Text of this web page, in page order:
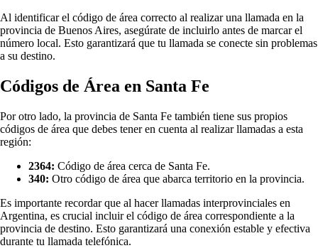
Al identificar el código de área correcto al realizar una llamada en la
provincia de Buenos Aires, asegúrate de incluirlo antes de marcar el
número local. Esto garantizará que tu llamada se conecte sin problemas
a su destino.
Códigos de Área en Santa Fe
Por otro lado, la provincia de Santa Fe también tiene sus propios
códigos de área que debes tener en cuenta al realizar llamadas a esta
región:
2364: Código de área cerca de Santa Fe.
340: Otro código de área que abarca territorio en la provincia.
Es importante recordar que al hacer llamadas interprovinciales en
Argentina, es crucial incluir el código de área correspondiente a la
provincia de destino. Esto garantizará una conexión estable y efectiva
durante tu llamada telefónica.